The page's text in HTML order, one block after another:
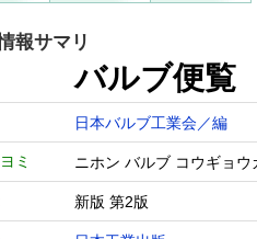
報サマリ
バルブ
日本バルブ工業会／編
ミ ニホン バルブ コウギョウ
新版 第2版